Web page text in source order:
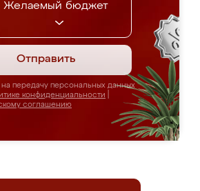
Желаемый бюджет
Отправить
передачу персональных данных
конфиденциальности
соглашению